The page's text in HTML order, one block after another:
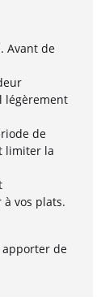
Avant de
légèrement
de
limiter la
vos plats.
apporter de